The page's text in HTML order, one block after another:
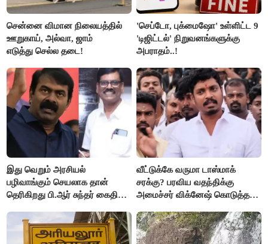
சென்னை விமான நிலையத்தில்
ஊறுகாய், அல்வா, ஜாம்
எடுத்து செல்ல தடை!
'செப்டோ, புக்மைஷோ' உள்ளிட்ட 9
'டிஜிட்டல்' நிறுவனங்களுக்கு
அபராதம்..!
இது வெறும் அரசியல்
பழிவாங்கும் செயலாக தான்
தெரிகிறது பி.ஆர் சுந்தர் கைதிற்கு
வீட்டுக்கே வருமா டாஸ்மாக்
சரக்கு? பரவிய வதந்திக்கு
அமைச்சர் விக்னேஷ் கொடுத்த